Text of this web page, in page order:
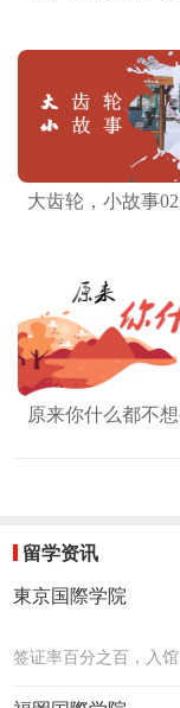
大齿轮，小故事02
原来你什么都不
留学资讯
東京国際学院
签证率百分之百，入